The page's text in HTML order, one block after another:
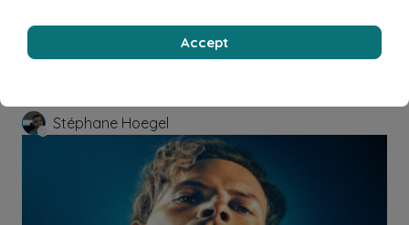
Stéphane Hoegel
Accept